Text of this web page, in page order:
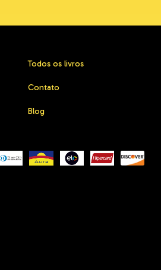
Todos os livros
Contato
Blog